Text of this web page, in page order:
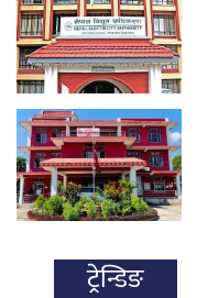
ट्रेन्डिङ